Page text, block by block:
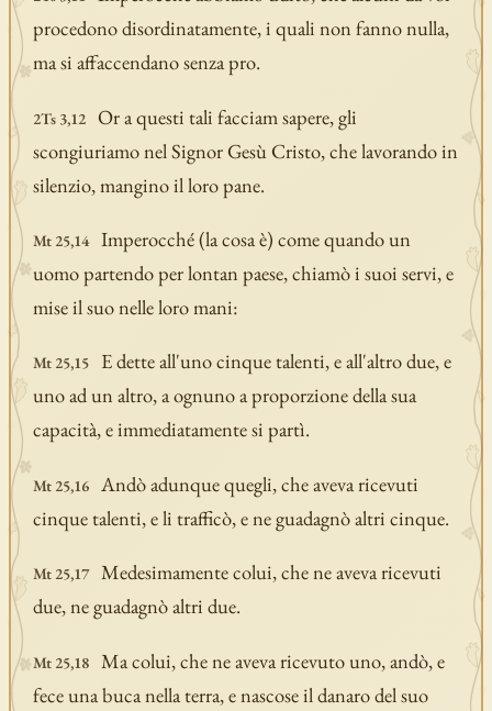
procedono disordinatamente, i quali non fanno nulla,
ma si affaccendano senza pro.
2Ts 3,12
Or a questi tali facciam sapere, gli
scongiuriamo nel Signor Gesù Cristo, che lavorando in
silenzio, mangino il loro pane.
Mt 25,14
Imperocché (la cosa è) come quando un
uomo partendo per lontan paese, chiamò i suoi servi, e
mise il suo nelle loro mani:
Mt 25,15
E dette all'uno cinque talenti, e all'altro due, e
uno ad un altro, a ognuno a proporzione della sua
capacità, e immediatamente si partì.
Mt 25,16
Andò adunque quegli, che aveva ricevuti
cinque talenti, e li trafficò, e ne guadagnò altri cinque.
Mt 25,17
Medesimamente colui, che ne aveva ricevuti
due, ne guadagnò altri due.
Mt 25,18
Ma colui, che ne aveva ricevuto uno, andò, e
fece una buca nella terra, e nascose il danaro del suo